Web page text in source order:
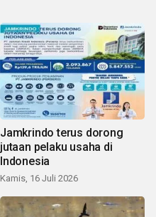
Jamkrindo terus dorong
jutaan pelaku usaha di
Indonesia
Kamis, 16 Juli 2026